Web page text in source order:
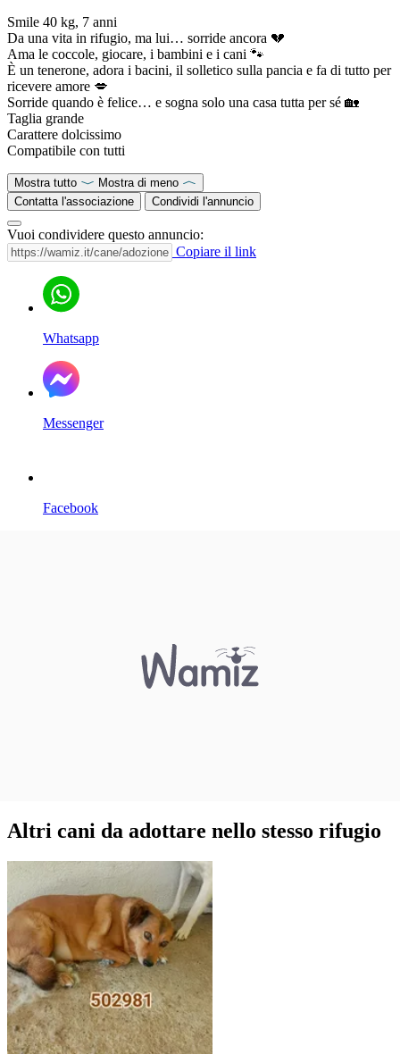
Smile 40 kg, 7 anni
Da una vita in rifugio, ma lui… sorride ancora 💔
Ama le coccole, giocare, i bambini e i cani 🐾
È un tenerone, adora i bacini, il solletico sulla pancia e fa di tutto per
ricevere amore 💋
Sorride quando è felice… e sogna solo una casa tutta per sé 🏡
Taglia grande
Carattere dolcissimo
Compatibile con tutti
Mostra tutto
Mostra di meno
Contatta l'associazione
Condividi l'annuncio
Vuoi condividere questo annuncio:
Copiare il link
Whatsapp
Messenger
Facebook
Altri cani da adottare nello stesso rifugio